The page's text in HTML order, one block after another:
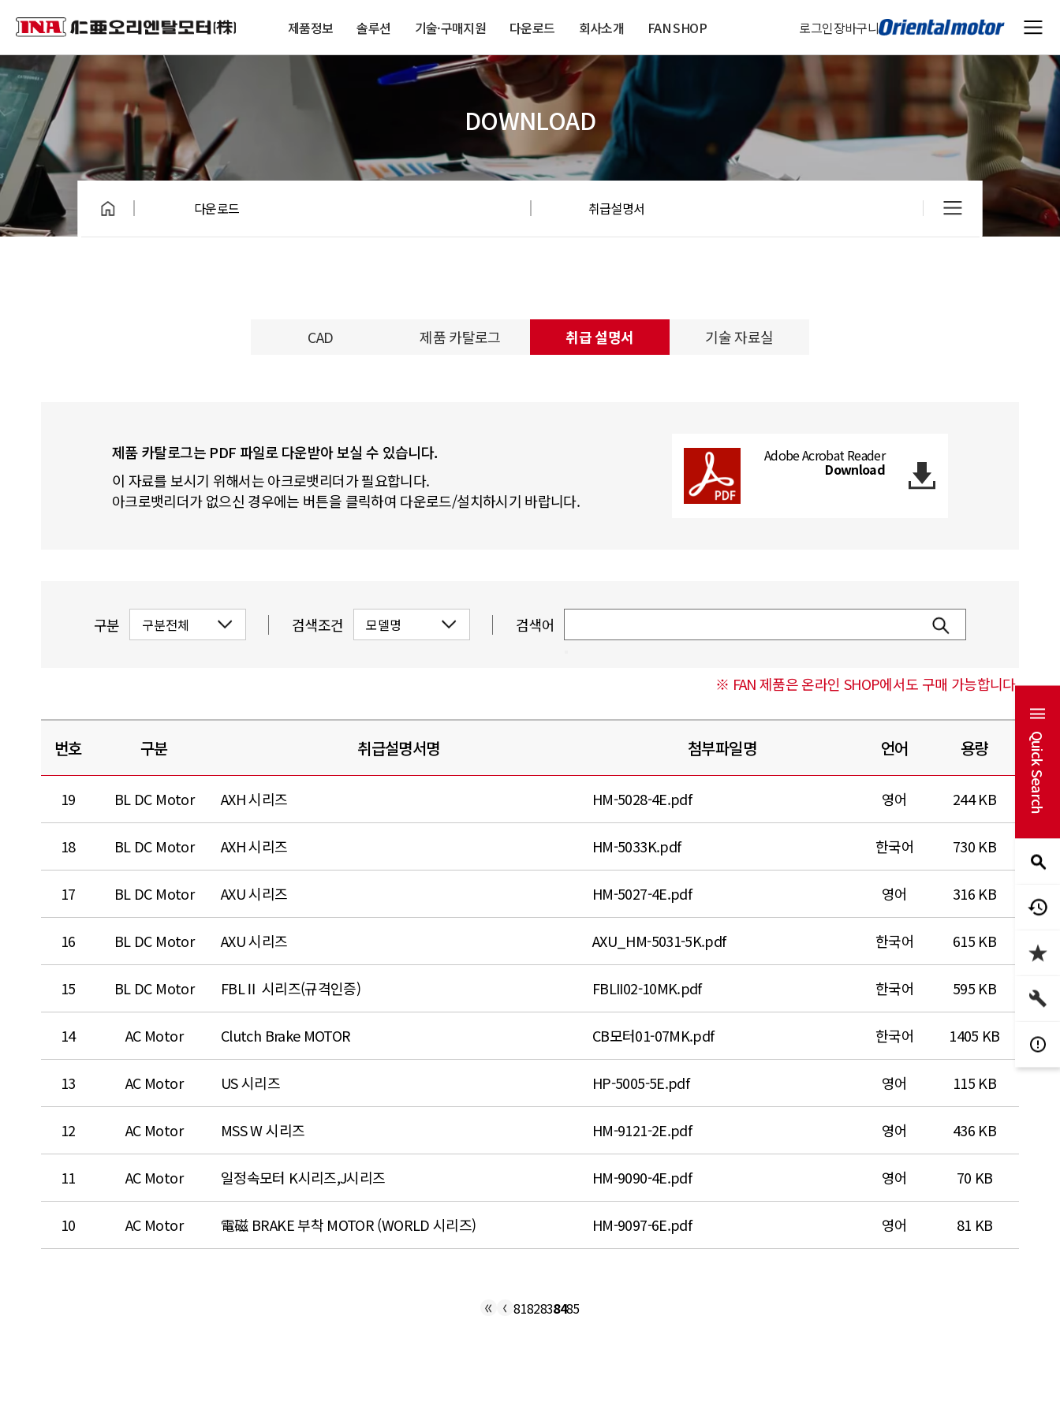
DOWNLOAD
제품정보 솔루션 기술·구매지원 다운로드 회사소개 FAN SHOP 로그인장바구니
Quick Search
다운로드 취급설명서
CAD 제품 카탈로그 취급 설명서 기술 자료실
제품 카탈로그는 PDF 파일로 다운받아 보실 수 있습니다.
이 자료를 보시기 위해서는 아크로뱃리더가 필요합니다.
아크로뱃리더가 없으신 경우에는 버튼을 클릭하여 다운로드/설치하시기 바랍니다.
Adobe Acrobat Reader
Download
구분 검색조건 검색어
※ FAN 제품은 온라인 SHOP에서도 구매 가능합니다.
번호 구분 취급설명서명 첨부파일명 언어 용량
19 BL DC Motor AXH 시리즈 HM-5028-4E.pdf 영어 244 KB
18 BL DC Motor AXH 시리즈 HM-5033K.pdf 한국어 730 KB
17 BL DC Motor AXU 시리즈 HM-5027-4E.pdf 영어 316 KB
16 BL DC Motor AXU 시리즈 AXU_HM-5031-5K.pdf 한국어 615 KB
15 BL DC Motor FBLⅡ 시리즈(규격인증) FBLII02-10MK.pdf 한국어 595 KB
14 AC Motor Clutch Brake MOTOR CB모터01-07MK.pdf 한국어 1405 KB
13 AC Motor US 시리즈 HP-5005-5E.pdf 영어 115 KB
12 AC Motor MSS W 시리즈 HM-9121-2E.pdf 영어 436 KB
11 AC Motor 일정속모터 K시리즈,J시리즈 HM-9090-4E.pdf 영어 70 KB
10 AC Motor 電磁 BRAKE 부착 MOTOR (WORLD 시리즈) HM-9097-6E.pdf 영어 81 KB
8182838485